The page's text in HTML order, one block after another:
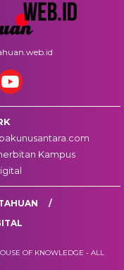
Kampus
OF KNOWLEDGE - ALL